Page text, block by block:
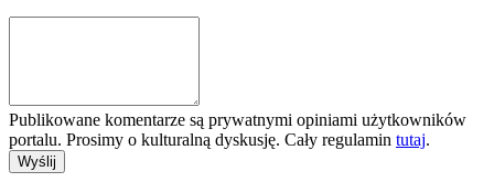
Publikowane komentarze są prywatnymi opiniami użytkowników
portalu. Prosimy o kulturalną dyskusję. Cały regulamin tutaj.